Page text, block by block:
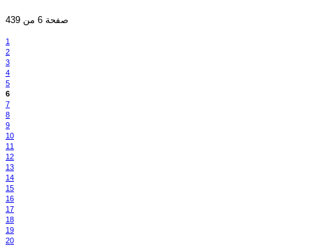
صفحة 6 من 439
1
2
3
4
5
6
7
8
9
10
11
12
13
14
15
16
17
18
19
20